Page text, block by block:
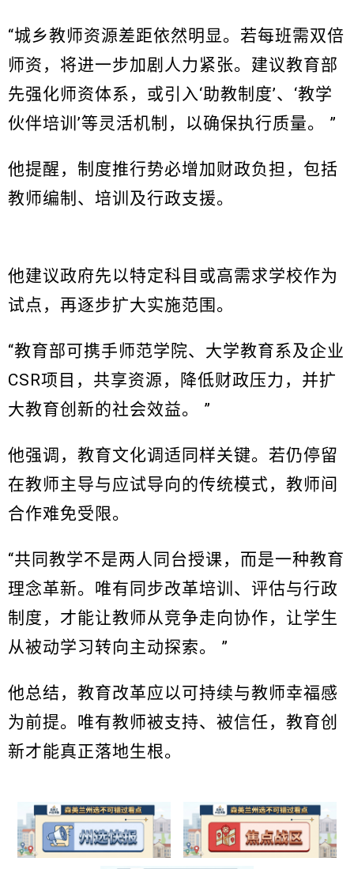
“城乡教师资源差距依然明显。若每班需双倍
师资，将进一步加剧人力紧张。建议教育部
先强化师资体系，或引入‘助教制度’、‘教学
伙伴培训’等灵活机制，以确保执行质量。 ”
他提醒，制度推行势必增加财政负担，包括
教师编制、培训及行政支援。
他建议政府先以特定科目或高需求学校作为
试点，再逐步扩大实施范围。
“教育部可携手师范学院、大学教育系及企业
CSR项目，共享资源，降低财政压力，并扩
大教育创新的社会效益。 ”
他强调，教育文化调适同样关键。若仍停留
在教师主导与应试导向的传统模式，教师间
合作难免受限。
“共同教学不是两人同台授课，而是一种教育
理念革新。唯有同步改革培训、评估与行政
制度，才能让教师从竞争走向协作，让学生
从被动学习转向主动探索。 ”
他总结，教育改革应以可持续与教师幸福感
为前提。唯有教师被支持、被信任，教育创
新才能真正落地生根。